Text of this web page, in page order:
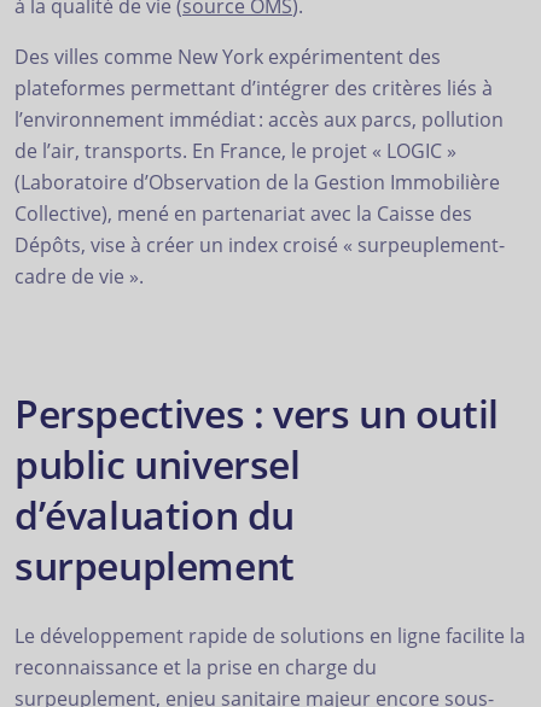
à la qualité de vie (source OMS).
Des villes comme New York expérimentent des
plateformes permettant d’intégrer des critères liés à
l’environnement immédiat : accès aux parcs, pollution
de l’air, transports. En France, le projet « LOGIC »
(Laboratoire d’Observation de la Gestion Immobilière
Collective), mené en partenariat avec la Caisse des
Dépôts, vise à créer un index croisé « surpeuplement-
cadre de vie ».
Perspectives : vers un outil
public universel
d’évaluation du
surpeuplement
Le développement rapide de solutions en ligne facilite la
reconnaissance et la prise en charge du
surpeuplement, enjeu sanitaire majeur encore sous-